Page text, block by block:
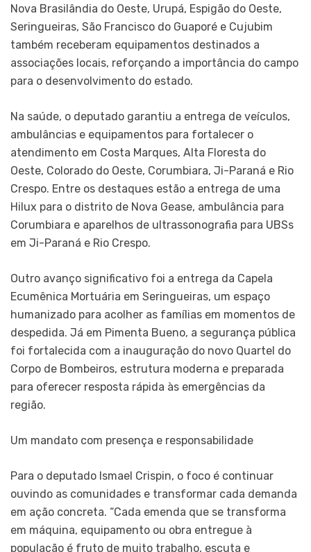
Nova Brasilândia do Oeste, Urupá, Espigão do Oeste,
Seringueiras, São Francisco do Guaporé e Cujubim
também receberam equipamentos destinados a
associações locais, reforçando a importância do campo
para o desenvolvimento do estado.
Na saúde, o deputado garantiu a entrega de veículos,
ambulâncias e equipamentos para fortalecer o
atendimento em Costa Marques, Alta Floresta do
Oeste, Colorado do Oeste, Corumbiara, Ji-Paraná e Rio
Crespo. Entre os destaques estão a entrega de uma
Hilux para o distrito de Nova Gease, ambulância para
Corumbiara e aparelhos de ultrassonografia para UBSs
em Ji-Paraná e Rio Crespo.
Outro avanço significativo foi a entrega da Capela
Ecumênica Mortuária em Seringueiras, um espaço
humanizado para acolher as famílias em momentos de
despedida. Já em Pimenta Bueno, a segurança pública
foi fortalecida com a inauguração do novo Quartel do
Corpo de Bombeiros, estrutura moderna e preparada
para oferecer resposta rápida às emergências da
região.
Um mandato com presença e responsabilidade
Para o deputado Ismael Crispin, o foco é continuar
ouvindo as comunidades e transformar cada demanda
em ação concreta. “Cada emenda que se transforma
em máquina, equipamento ou obra entregue à
população é fruto de muito trabalho, escuta e